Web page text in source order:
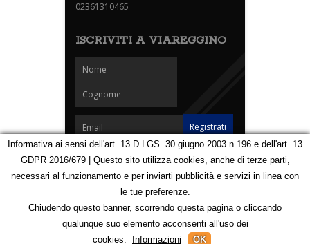
02361310465
ISCRIVITI A VIAREGGINO
Homepage Notizie Speciali Eventi Foto Carnevale
Partners
Contatti
Mappa
123163293
Informativa ai sensi dell'art. 13 D.LGS. 30 giugno 2003 n.196 e dell'art. 13
GDPR 2016/679 | Questo sito utilizza cookies, anche di terze parti,
necessari al funzionamento e per inviarti pubblicità e servizi in linea con
le tue preferenze.
Chiudendo questo banner, scorrendo questa pagina o cliccando
qualunque suo elemento acconsenti all'uso dei
cookies.
Informazioni OK